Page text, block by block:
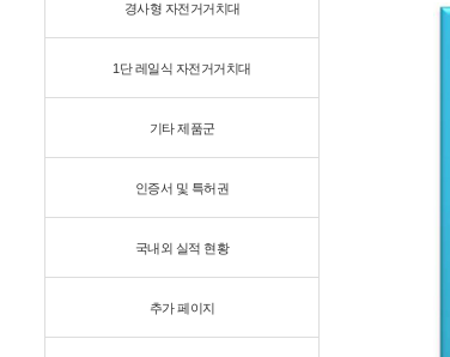
경사형 자전거거치대
1단 레일식 자전거거치대
기타 제품군
인증서 및 특허권
국내외 실적 현황
추가 페이지